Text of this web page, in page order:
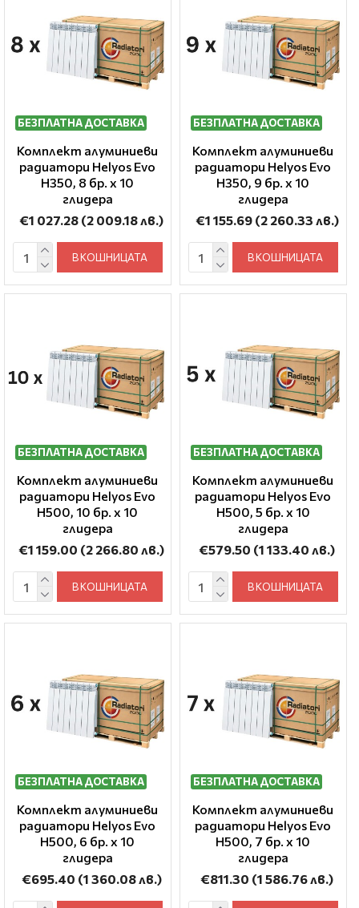
БЕЗПЛАТНА ДОСТАВКА
Комплект алуминиеви
радиатори Helyos Evo
H350, 8 бр. x 10
глидера
€1 027.28 (2 009.18 лв.)
В КОШНИЦАТА
БЕЗПЛАТНА ДОСТАВКА
Комплект алуминиеви
радиатори Helyos Evo
H350, 9 бр. x 10
глидера
€1 155.69 (2 260.33 лв.)
В КОШНИЦАТА
БЕЗПЛАТНА ДОСТАВКА
Комплект алуминиеви
радиатори Helyos Evo
H500, 10 бр. x 10
глидера
€1 159.00 (2 266.80 лв.)
В КОШНИЦАТА
БЕЗПЛАТНА ДОСТАВКА
Комплект алуминиеви
радиатори Helyos Evo
H500, 5 бр. x 10
глидера
€579.50 (1 133.40 лв.)
В КОШНИЦАТА
БЕЗПЛАТНА ДОСТАВКА
Комплект алуминиеви
радиатори Helyos Evo
H500, 6 бр. x 10
глидера
€695.40 (1 360.08 лв.)
БЕЗПЛАТНА ДОСТАВКА
Комплект алуминиеви
радиатори Helyos Evo
H500, 7 бр. x 10
глидера
€811.30 (1 586.76 лв.)